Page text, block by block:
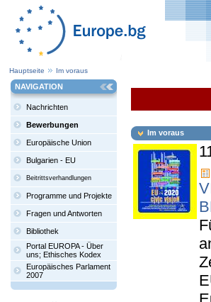
Hauptseite Im voraus
NAVIGATION
Nachrichten
Bewerbungen
Europäische Union
Bulgarien - EU
Beitrittsverhandlungen
Programme und Projekte
Fragen und Antworten
Bibliothek
Portal EUROPA - Über
uns; Ethisches Kodex
Europäisches Parlament
2007
Im voraus